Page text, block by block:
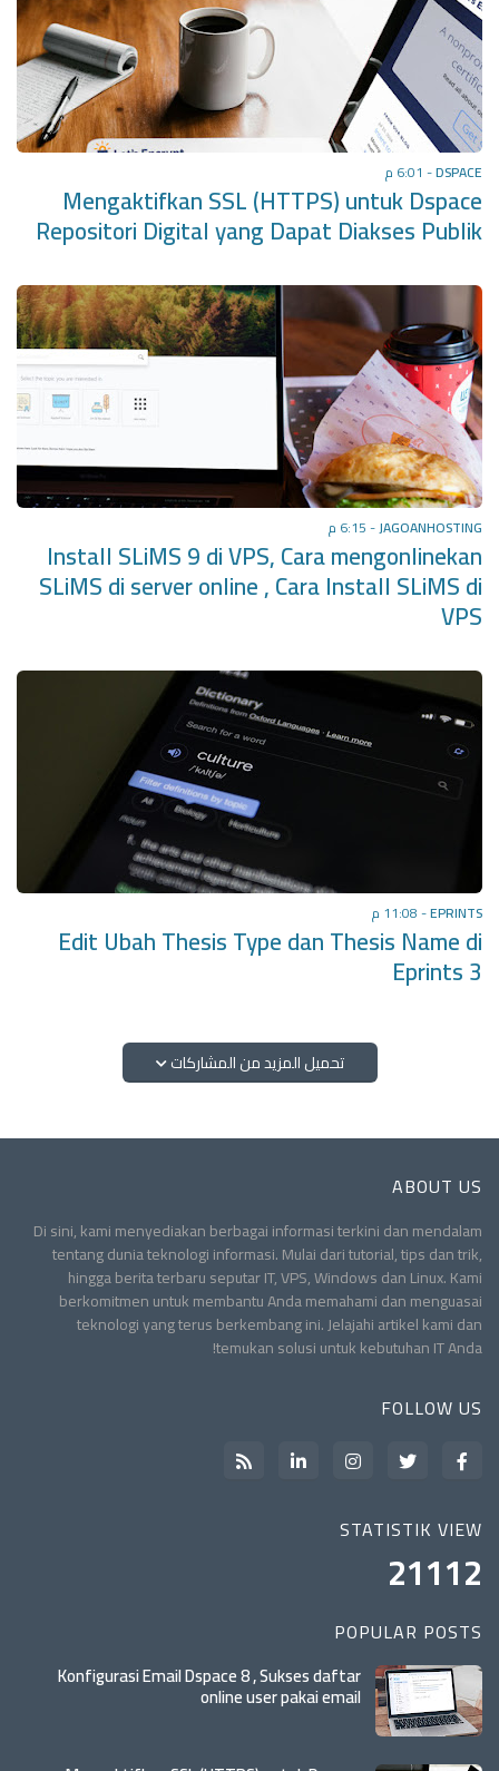
DSPACE
- 6:01 م
Mengaktifkan SSL (HTTPS) untuk Dspace
Repositori Digital yang Dapat Diakses Publik
JAGOANHOSTING
-6:15 م
Install SLiMS 9 di VPS, Cara mengonlinekan
SLiMS di server online , Cara Install SLiMS di
VPS
EPRINTS
-11:08 م
Edit Ubah Thesis Type dan Thesis Name di
Eprints 3
تحميل المزيد من المشاركات
ABOUT US
Di sini, kami menyediakan berbagai informasi terkini dan mendalam
tentang dunia teknologi informasi. Mulai dari tutorial, tips dan trik,
hingga berita terbaru seputar IT, VPS, Windows dan Linux. Kami
berkomitmen untuk membantu Anda memahami dan menguasai
teknologi yang terus berkembang ini. Jelajahi artikel kami dan
temukan solusi untuk kebutuhan IT Anda!
FOLLOW US
STATISTIK VIEW
21112
POPULAR POSTS
Konfigurasi Email Dspace 8 , Sukses daftar
online user pakai email